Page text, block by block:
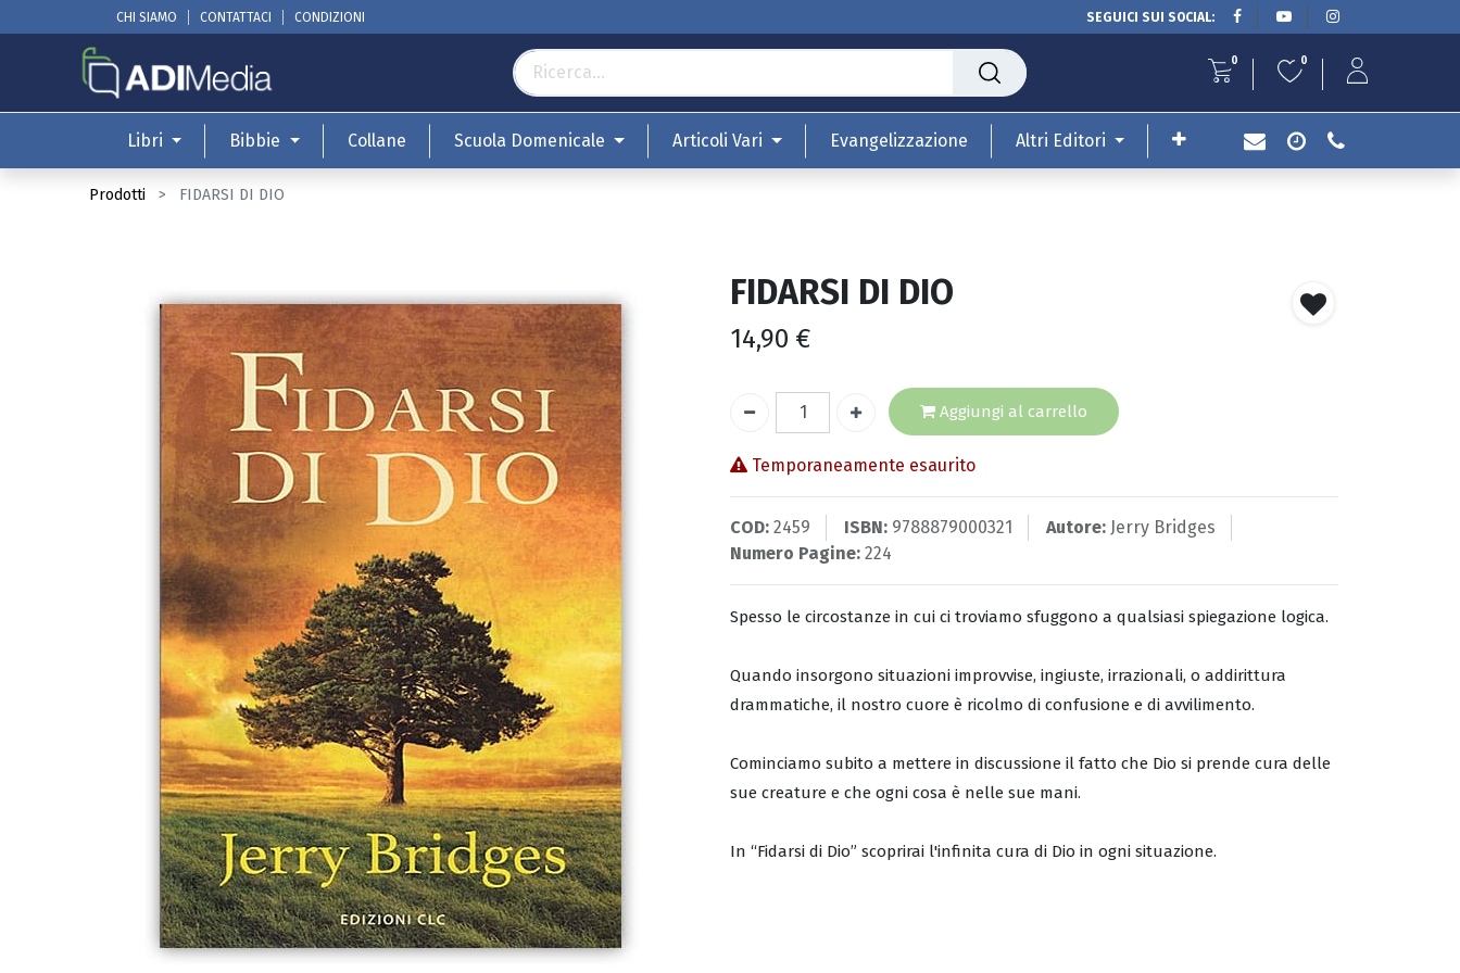
CHI SIAMO CONTATTACI CONDIZIONI SEGUICI SUI SOCIAL:
0 0
Libri Bibbie Collane Scuola Domenicale Articoli Vari Evangelizzazione Altri Editori
Prodotti FIDARSI DI DIO
FIDARSI DI DIO
14,90 €
Aggiungi al carrello
Temporaneamente esaurito
COD: 2459 ISBN: 9788879000321 Autore: Jerry Bridges
Numero Pagine: 224
Spesso le circostanze in cui ci troviamo sfuggono a qualsiasi spiegazione logica.
Quando insorgono situazioni improvvise, ingiuste, irrazionali, o addirittura
drammatiche, il nostro cuore è ricolmo di confusione e di avvilimento.
Cominciamo subito a mettere in discussione il fatto che Dio si prende cura delle
sue creature e che ogni cosa è nelle sue mani.
In “Fidarsi di Dio” scoprirai l'infinita cura di Dio in ogni situazione.